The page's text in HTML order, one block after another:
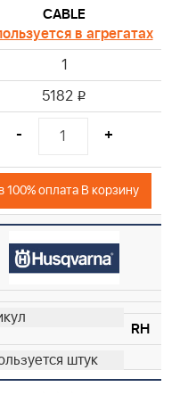
CABLE
в агрегатах
1
5182 i
- +
100% оплата В корзину
RH